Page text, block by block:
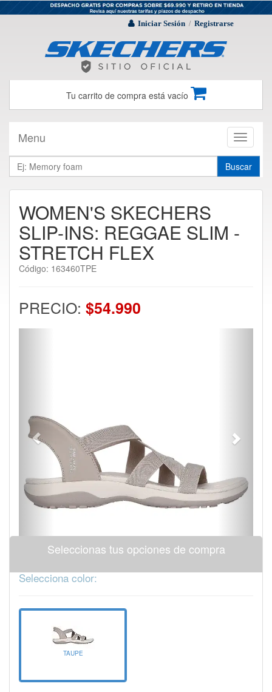
Iniciar Sesión / Registrarse
Tu carrito de compra está vacío
Toggle
Menu
Buscar
WOMEN'S SKECHERS
SLIP-INS: REGGAE SLIM -
STRETCH FLEX
Código: 163460TPE
PRECIO: $54.990
Seleccionas tus opciones de compra
Selecciona color:
TAUPE